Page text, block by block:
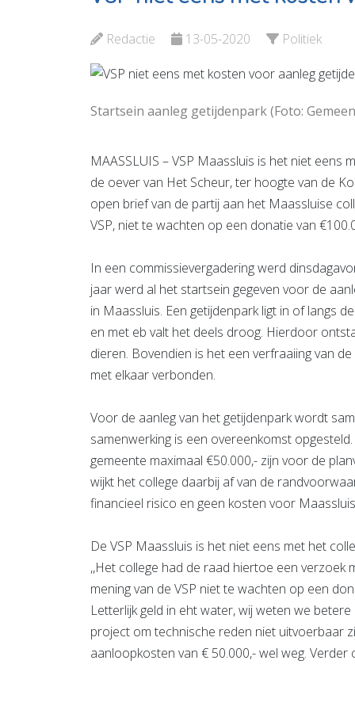
Redactie 13-05-2020 Politiek
Startsein aanleg getijdenpark (Foto:
MAASSLUIS – VSP Maassluis is het niet
de oever van Het Scheur, ter hoogte van de
open brief van de partij aan het Maassluise
VSP, niet te wachten op een donatie van
In een commissievergadering werd
jaar werd al het startsein gegeven voor de
in Maassluis. Een getijdenpark ligt in of langs
en met eb valt het deels droog. Hierdoor
dieren. Bovendien is het een verfraaiing van
met elkaar verbonden.
Voor de aanleg van het getijdenpark wordt
samenwerking is een overeenkomst
gemeente maximaal €50.000,- zijn voor de
wijkt het college daarbij af van de
financieel risico en geen kosten voor
De VSP Maassluis is het niet eens met het
,,Het college had de raad hiertoe een
mening van de VSP niet te wachten op een
Letterlijk geld in eht water, wij weten we
project om technische reden niet uitvoerbaar
aanloopkosten van € 50.000,- wel weg. Verder
Bekijk